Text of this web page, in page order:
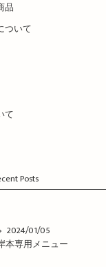
品
ついて
て
Posts
2024/01/05
本専用メニュー